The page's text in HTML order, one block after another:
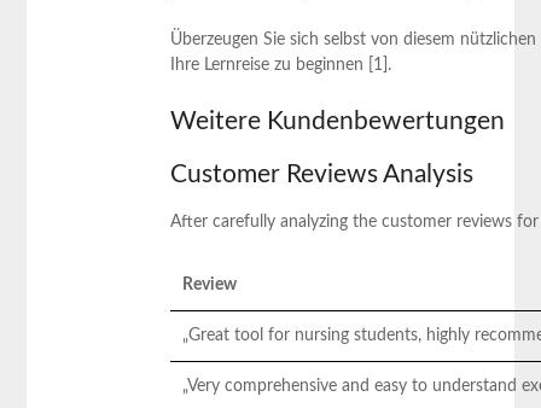
Überzeugen Sie sich⁣ selbst von diesem
Ihre ​Lernreise zu beginnen [1].
Weitere Kundenbewertungen
Customer ‍Reviews Analysis
After carefully ⁣analyzing the customer reviews
Review
„Great tool for nursing students, highly
„Very comprehensive and​ easy to understand